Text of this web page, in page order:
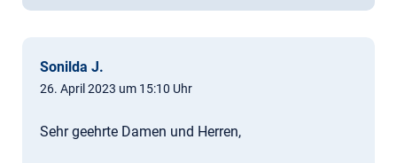
Sonilda J.
26. April 2023 um 15:10 Uhr
Sehr geehrte Damen und Herren,